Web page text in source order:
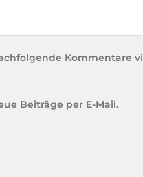
Kommentare
Beiträge per E-Mail.